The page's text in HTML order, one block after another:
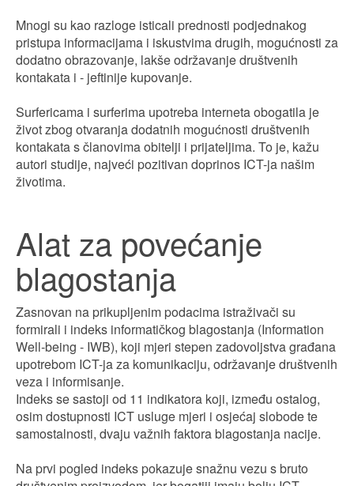
Mnogi su kao razloge isticali prednosti podjednakog
pristupa informacijama i iskustvima drugih, mogućnosti za
dodatno obrazovanje, lakše održavanje društvenih
kontakata i - jeftinije kupovanje.
Surfericama i surferima upotreba interneta obogatila je
život zbog otvaranja dodatnih mogućnosti društvenih
kontakata s članovima obitelji i prijateljima. To je, kažu
autori studije, najveći pozitivan doprinos ICT-ja našim
životima.
Alat za povećanje
blagostanja
Zasnovan na prikupljenim podacima istraživači su
formirali i indeks informatičkog blagostanja (Information
Well-being - IWB), koji mjeri stepen zadovoljstva građana
upotrebom ICT-ja za komunikaciju, održavanje društvenih
veza i informisanje.
Indeks se sastoji od 11 indikatora koji, između ostalog,
osim dostupnosti ICT usluge mjeri i osjećaj slobode te
samostalnosti, dvaju važnih faktora blagostanja nacije.
Na prvi pogled indeks pokazuje snažnu vezu s bruto